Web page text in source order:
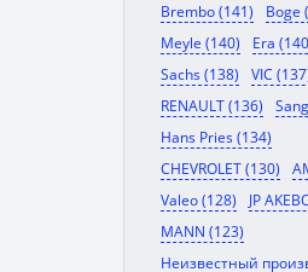
Brembo (141)
Boge
Meyle (140)
Era
Sachs (138)
VIC
RENAULT (136)
Hans Pries (134)
CHEVROLET (130)
Valeo (128)
JP
MANN (123)
Неизвестный